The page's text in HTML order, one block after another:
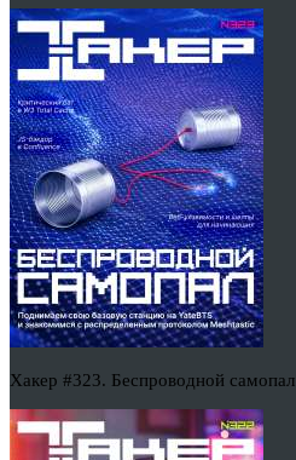
Хакер #323. Беспроводной самопал